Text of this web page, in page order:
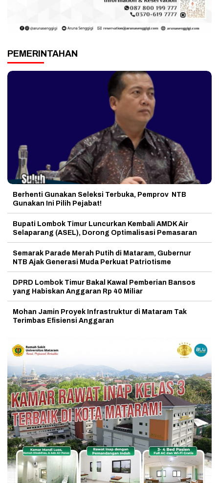
PEMERINTAHAN
Berhenti Gunakan Seleksi Terbuka, Pemprov NTB
Gunakan Ini Pilih Pejabat!
Bupati Lombok Timur Luncurkan Kembali AMDK Air
Selaparang (ASEL), Dorong Optimalisasi Pemasaran
Semarak Parade Merah Putih di Mataram, Gubernur
NTB Ajak Generasi Muda Perkuat Patriotisme
DPRD Lombok Timur Bakal Kawal Pemberian Bansos
yang Habiskan Anggaran Rp 40 Miliar
Mohan Jamin Proyek Infrastruktur di Mataram Tak
Terimbas Efisiensi Anggaran